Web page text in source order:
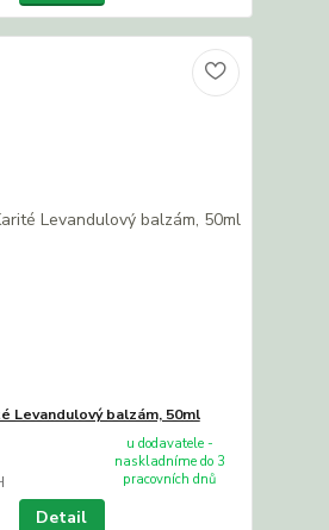
Levandulový balzám, 50ml
u dodavatele -
naskladníme do 3
pracovních dnů
Detail